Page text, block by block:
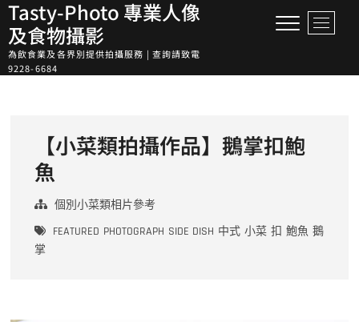
Skip
to
content
Tasty-Photo 專業人像
及食物攝影
為飲食業及各界別提供拍攝服務 | 查詢請致電
9228-6684
M
e
u
【小菜類拍攝作品】鵝掌扣鮑
魚
個別小菜類相片參考
FEATURED PHOTOGRAPH SIDE DISH 中式 小菜 扣 鮑魚 鵝
掌